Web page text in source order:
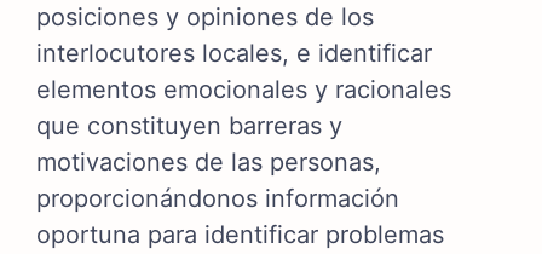
posiciones y opiniones de los
interlocutores locales, e identificar
elementos emocionales y racionales
que constituyen barreras y
motivaciones de las personas,
proporcionándonos información
oportuna para identificar problemas